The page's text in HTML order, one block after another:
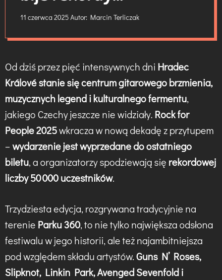
popularności
11 czerwca 2025 Autor: Marcin Terliczak
Od dziś przez pięć intensywnych dni Hradec
Králové stanie się centrum gitarowego brzmienia,
muzycznych legend i kulturalnego fermentu,
jakiego Czechy jeszcze nie widziały. Rock for
People 2025wkracza w nową dekadę z przytupem
–wydarzenie jest wyprzedane do ostatniego
biletu, a organizatorzy spodziewają się rekordowej
liczby 50 000 uczestników.
Trzydziesta edycja, rozgrywana tradycyjnie na
terenie Parku 360, to nie tylko największa odsłona
festiwalu w jego historii, ale też najambitniejsza
pod względem składu artystów.Guns N’ Roses,
Slipknot, Linkin Park, Avenged Sevenfold i